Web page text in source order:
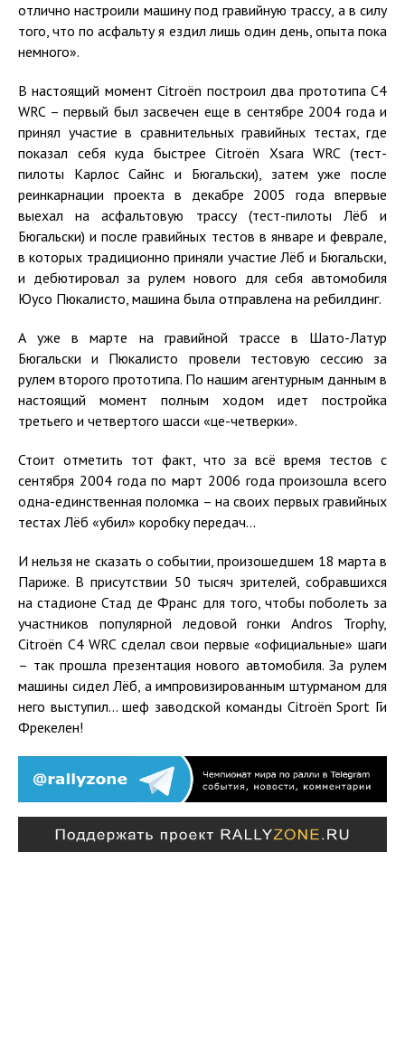
отлично настроили машину под гравийную трассу, а в силу
того, что по асфальту я ездил лишь один день, опыта пока
немного».
В настоящий момент Citroën построил два прототипа C4
WRC – первый был засвечен еще в сентябре 2004 года и
принял участие в сравнительных гравийных тестах, где
показал себя куда быстрее Citroën Xsara WRC (тест-
пилоты Карлос Сайнс и Бюгальски), затем уже после
реинкарнации проекта в декабре 2005 года впервые
выехал на асфальтовую трассу (тест-пилоты Лёб и
Бюгальски) и после гравийных тестов в январе и феврале,
в которых традиционно приняли участие Лёб и Бюгальски,
и дебютировал за рулем нового для себя автомобиля
Юусо Пюкалисто, машина была отправлена на ребилдинг.
А уже в марте на гравийной трассе в Шато-Латур
Бюгальски и Пюкалисто провели тестовую сессию за
рулем второго прототипа. По нашим агентурным данным в
настоящий момент полным ходом идет постройка
третьего и четвертого шасси «це-четверки».
Стоит отметить тот факт, что за всё время тестов с
сентября 2004 года по март 2006 года произошла всего
одна-единственная поломка – на своих первых гравийных
тестах Лёб «убил» коробку передач...
И нельзя не сказать о событии, произошедшем 18 марта в
Париже. В присутствии 50 тысяч зрителей, собравшихся
на стадионе Стад де Франс для того, чтобы поболеть за
участников популярной ледовой гонки Andros Trophy,
Citroën C4 WRC сделал свои первые «официальные» шаги
– так прошла презентация нового автомобиля. За рулем
машины сидел Лёб, а импровизированным штурманом для
него выступил... шеф заводской команды Citroën Sport Ги
Фрекелен!